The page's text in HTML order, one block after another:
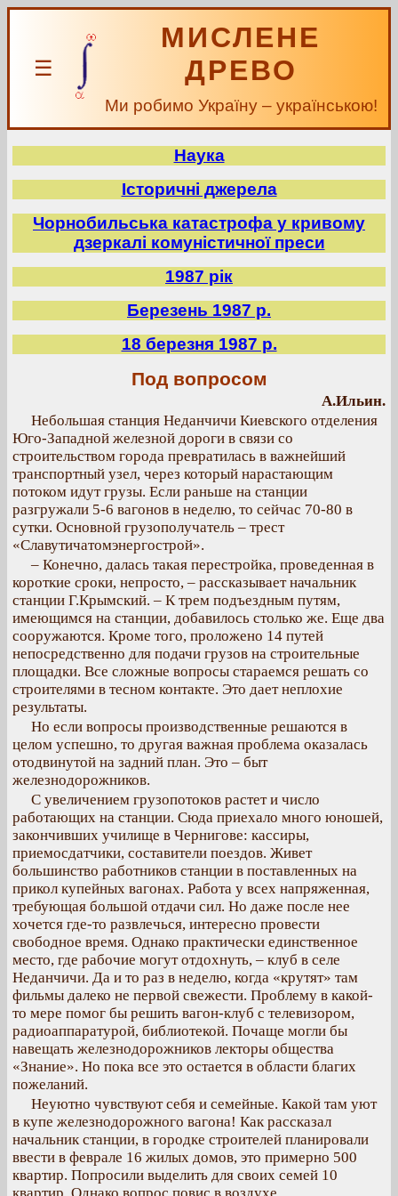
☰
МИСЛЕНЕ
ДРЕВО
Ми робимо Україну – українською!
Наука
Історичні джерела
Чорнобильська катастрофа у кривому
дзеркалі комуністичної преси
1987 рік
Березень 1987 р.
18 березня 1987 р.
Под вопросом
А.Ильин.
Небольшая станция Неданчичи Киевского отделения
Юго-Западной железной дороги в связи со
строительством города превратилась в важнейший
транспортный узел, через который нарастающим
потоком идут грузы. Если раньше на станции
разгружали 5-6 вагонов в неделю, то сейчас 70-80 в
сутки. Основной грузополучатель – трест
«Славутичатомэнергострой».
– Конечно, далась такая перестройка, проведенная в
короткие сроки, непросто, – рассказывает начальник
станции Г.Крымский. – К трем подъездным путям,
имеющимся на станции, добавилось столько же. Еще два
сооружаются. Кроме того, проложено 14 путей
непосредственно для подачи грузов на строительные
площадки. Все сложные вопросы стараемся решать со
строителями в тесном контакте. Это дает неплохие
результаты.
Но если вопросы производственные решаются в
целом успешно, то другая важная проблема оказалась
отодвинутой на задний план. Это – быт
железнодорожников.
С увеличением грузопотоков растет и число
работающих на станции. Сюда приехало много юношей,
закончивших училище в Чернигове: кассиры,
приемосдатчики, составители поездов. Живет
большинство работников станции в поставленных на
прикол купейных вагонах. Работа у всех напряженная,
требующая большой отдачи сил. Но даже после нее
хочется где-то развлечься, интересно провести
свободное время. Однако практически единственное
место, где рабочие могут отдохнуть, – клуб в селе
Неданчичи. Да и то раз в неделю, когда «крутят» там
фильмы далеко не первой свежести. Проблему в какой-
то мере помог бы решить вагон-клуб с телевизором,
радиоаппаратурой, библиотекой. Почаще могли бы
навещать железнодорожников лекторы общества
«Знание». Но пока все это остается в области благих
пожеланий.
Неуютно чувствуют себя и семейные. Какой там уют
в купе железнодорожного вагона! Как рассказал
начальник станции, в городке строителей планировали
ввести в феврале 16 жилых домов, это примерно 500
квартир. Попросили выделить для своих семей 10